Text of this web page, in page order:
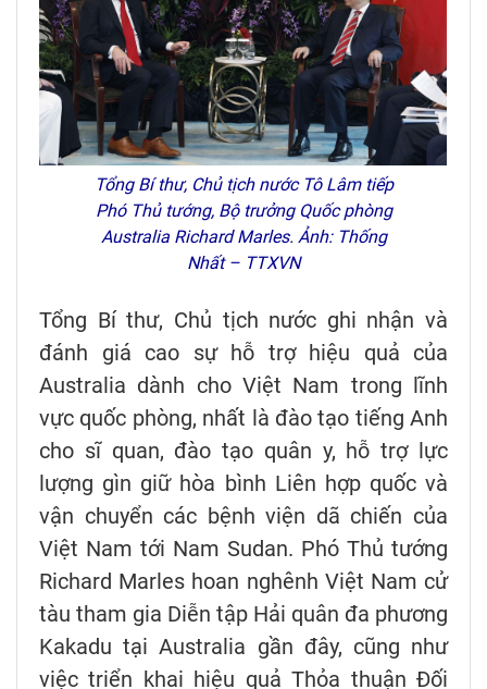
Tổng Bí thư, Chủ tịch nước Tô Lâm tiếp
Phó Thủ tướng, Bộ trưởng Quốc phòng
Australia Richard Marles. Ảnh: Thống
Nhất – TTXVN
Tổng Bí thư, Chủ tịch nước ghi nhận và
đánh giá cao sự hỗ trợ hiệu quả của
Australia dành cho Việt Nam trong lĩnh
vực quốc phòng, nhất là đào tạo tiếng Anh
cho sĩ quan, đào tạo quân y, hỗ trợ lực
lượng gìn giữ hòa bình Liên hợp quốc và
vận chuyển các bệnh viện dã chiến của
Việt Nam tới Nam Sudan. Phó Thủ tướng
Richard Marles hoan nghênh Việt Nam cử
tàu tham gia Diễn tập Hải quân đa phương
Kakadu tại Australia gần đây, cũng như
việc triển khai hiệu quả Thỏa thuận Đối